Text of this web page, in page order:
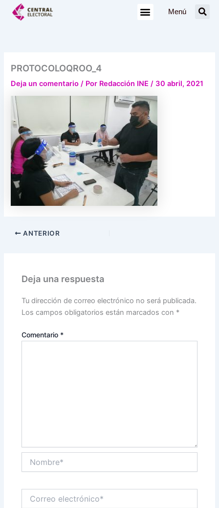
Menú
PROTOCOLOQROO_4
Deja un comentario / Por Redacción INE/ 30 abril, 2021
ANTERIOR
Deja una respuesta
Tu dirección de correo electrónico no será publicada.
Los campos obligatorios están marcados con *
Comentario *
electrónico*